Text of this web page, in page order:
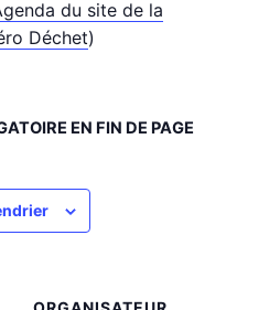
du site de la
Déchet)
EN FIN DE PAGE